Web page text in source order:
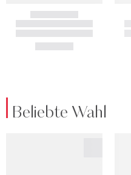
Beliebte Wahl